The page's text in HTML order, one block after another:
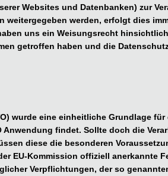
Websites und Datenbanken) zur
werden, erfolgt dies
uns ein Weisungsrecht
getroffen haben und die
wurde eine einheitliche Grundlage
findet. Sollte doch die
diese die besonderen
EU-Kommission offiziell anerkannte
Verpflichtungen, der so